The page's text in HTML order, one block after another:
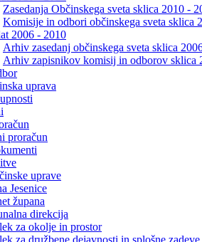
Zasedanja Občinskega sveta sklica 2010 -
Komisije in odbori občinskega sveta sklica
2006 - 2010
Arhiv zasedanj občinskega sveta sklica
Arhiv zapisnikov komisij in odborov sklica
uprava
proračun
uprave
Jesenice
župana
direkcija
za okolje in prostor
za družbene dejavnosti in splošne zadeve